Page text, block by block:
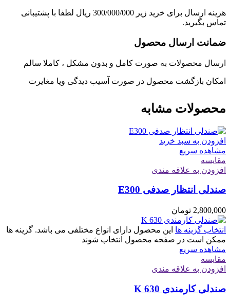
هزینه ارسال برای خرید زیر 300/000/000 ریال لطفا با پشتیبانی
تماس بگیرید.
ضمانت ارسال محصول
ارسال محصولات به صورت کامل و بدون مشکل ، کاملا سالم
امکان بازگشت محصول در صورت آسیب دیدگی ویا مغایرت
محصولات مشابه
افزودن به سبد خرید
مشاهده سریع
مقایسه
افزودن به علاقه مندی
صندلی انتظار صدفی E300
2,800,000 تومان
انتخاب گزینه ها این محصول دارای انواع مختلفی می باشد. گزینه ها
ممکن است در صفحه محصول انتخاب شوند
مشاهده سریع
مقایسه
افزودن به علاقه مندی
صندلی کارمندی K 630